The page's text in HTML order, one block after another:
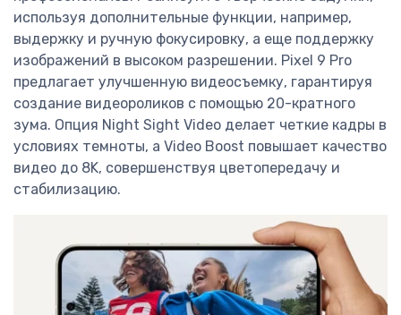
используя дополнительные функции, например,
выдержку и ручную фокусировку, а еще поддержку
изображений в высоком разрешении. Pixel 9 Pro
предлагает улучшенную видеосъемку, гарантируя
создание видеороликов с помощью 20-кратного
зума. Опция Night Sight Video делает четкие кадры в
условиях темноты, а Video Boost повышает качество
видео до 8K, совершенствуя цветопередачу и
стабилизацию.